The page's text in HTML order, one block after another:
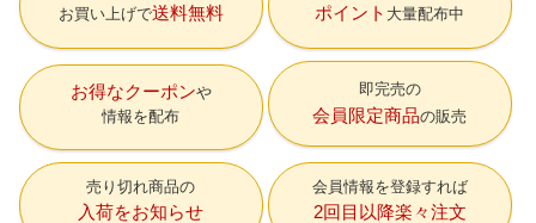
お買い上げで送料無料 ポイント 大量配布中
お得なクーポン
情報を配布
即完売の
会員限定商品の販売
売り切れ商品の
入荷をお知らせ
会員情報を登録すれば
2回目以降楽々注文